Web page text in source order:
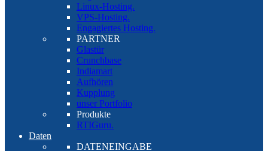
Linux-Hosting.
VPS-Hosting.
Engagiertes Hosting.
PARTNER
Glastür
Crunchbase
Indiamart
Aufhören
Kupplung
unser Portfolio
Produkte
RTIGuru.
Daten
DATENEINGABE